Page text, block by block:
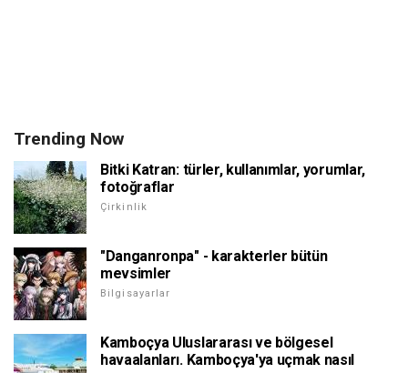
Trending Now
Bitki Katran: türler, kullanımlar, yorumlar,
fotoğraflar
Çirkinlik
"Danganronpa" - karakterler bütün
mevsimler
Bilgisayarlar
Kamboçya Uluslararası ve bölgesel
havaalanları. Kamboçya'ya uçmak nasıl